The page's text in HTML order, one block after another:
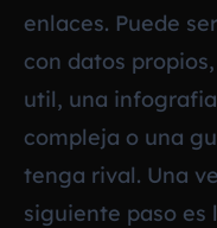
enlaces. Puede
con datos
util, una
compleja o una
tenga rival. Una
siguiente paso